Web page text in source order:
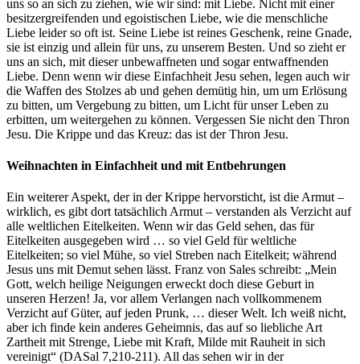
uns so an sich zu ziehen, wie wir sind: mit Liebe. Nicht mit einer
besitzergreifenden und egoistischen Liebe, wie die menschliche
Liebe leider so oft ist. Seine Liebe ist reines Geschenk, reine Gnade,
sie ist einzig und allein für uns, zu unserem Besten. Und so zieht er
uns an sich, mit dieser unbewaffneten und sogar entwaffnenden
Liebe. Denn wenn wir diese Einfachheit Jesu sehen, legen auch wir
die Waffen des Stolzes ab und gehen demütig hin, um um Erlösung
zu bitten, um Vergebung zu bitten, um Licht für unser Leben zu
erbitten, um weitergehen zu können. Vergessen Sie nicht den Thron
Jesu. Die Krippe und das Kreuz: das ist der Thron Jesu.
Weihnachten in Einfachheit und mit Entbehrungen
Ein weiterer Aspekt, der in der Krippe hervorsticht, ist die Armut –
wirklich, es gibt dort tatsächlich Armut – verstanden als Verzicht auf
alle weltlichen Eitelkeiten. Wenn wir das Geld sehen, das für
Eitelkeiten ausgegeben wird … so viel Geld für weltliche
Eitelkeiten; so viel Mühe, so viel Streben nach Eitelkeit; während
Jesus uns mit Demut sehen lässt. Franz von Sales schreibt: „Mein
Gott, welch heilige Neigungen erweckt doch diese Geburt in
unseren Herzen! Ja, vor allem Verlangen nach vollkommenem
Verzicht auf Güter, auf jeden Prunk, … dieser Welt. Ich weiß nicht,
aber ich finde kein anderes Geheimnis, das auf so liebliche Art
Zartheit mit Strenge, Liebe mit Kraft, Milde mit Rauheit in sich
vereinigt“ (DASal 7,210-211). All das sehen wir in der